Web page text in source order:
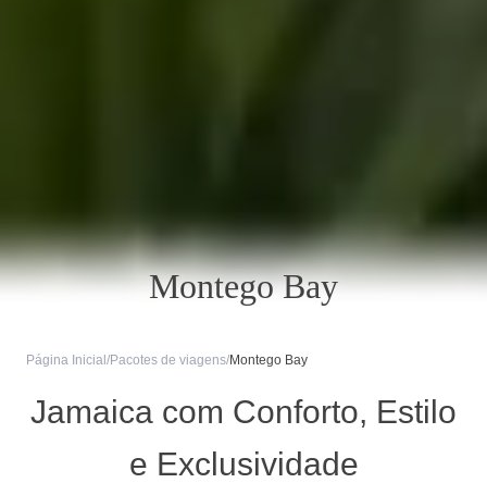
Montego Bay
Página Inicial/Pacotes de viagens/Montego Bay
Jamaica com Conforto, Estilo
e Exclusividade